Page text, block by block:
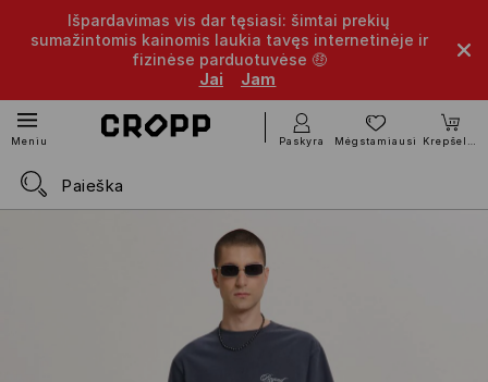
Išpardavimas vis dar tęsiasi: šimtai prekių
sumažintomis kainomis laukia tavęs internetinėje ir
fizinėse parduotuvėse 🤑
Jai
Jam
Meniu Paskyra Mėgstamiausi Krepšelis